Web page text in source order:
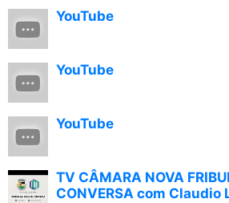
YouTube
YouTube
YouTube
TV CÂMARA NOVA
CONVERSA com Claudio